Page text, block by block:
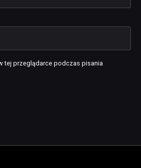
tej przeglądarce podczas pisania